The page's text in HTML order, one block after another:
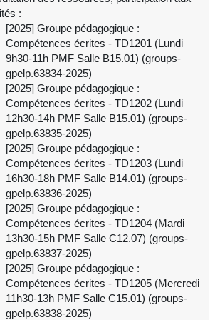
:
[2025] Groupe pédagogique :
Compétences écrites - TD1201 (Lundi
9h30-11h PMF Salle B15.01) (groups-
gpelp.63834-2025)
[2025] Groupe pédagogique :
Compétences écrites - TD1202 (Lundi
12h30-14h PMF Salle B15.01) (groups-
gpelp.63835-2025)
[2025] Groupe pédagogique :
Compétences écrites - TD1203 (Lundi
16h30-18h PMF Salle B14.01) (groups-
gpelp.63836-2025)
[2025] Groupe pédagogique :
Compétences écrites - TD1204 (Mardi
13h30-15h PMF Salle C12.07) (groups-
gpelp.63837-2025)
[2025] Groupe pédagogique :
Compétences écrites - TD1205 (Mercredi
11h30-13h PMF Salle C15.01) (groups-
gpelp.63838-2025)